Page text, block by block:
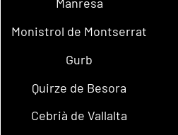
Monistrol de Montserrat
Gurb
Quirze de Besora
Cebrià de Vallalta